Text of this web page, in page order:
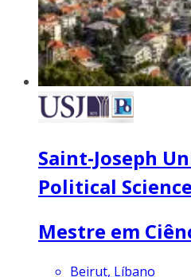
Saint-Joseph
Political
Mestre em
Beirut, Líbano